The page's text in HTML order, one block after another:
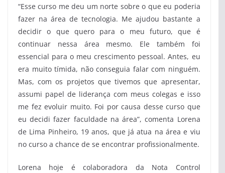
“Esse curso me deu um norte sobre o que eu poderia
fazer na área de tecnologia. Me ajudou bastante a
decidir o que quero para o meu futuro, que é
continuar nessa área mesmo. Ele também foi
essencial para o meu crescimento pessoal. Antes, eu
era muito tímida, não conseguia falar com ninguém.
Mas, com os projetos que tivemos que apresentar,
assumi papel de liderança com meus colegas e isso
me fez evoluir muito. Foi por causa desse curso que
eu decidi fazer faculdade na área”, comenta Lorena
de Lima Pinheiro, 19 anos, que já atua na área e viu
no curso a chance de se encontrar profissionalmente.
Lorena hoje é colaboradora da Nota Control